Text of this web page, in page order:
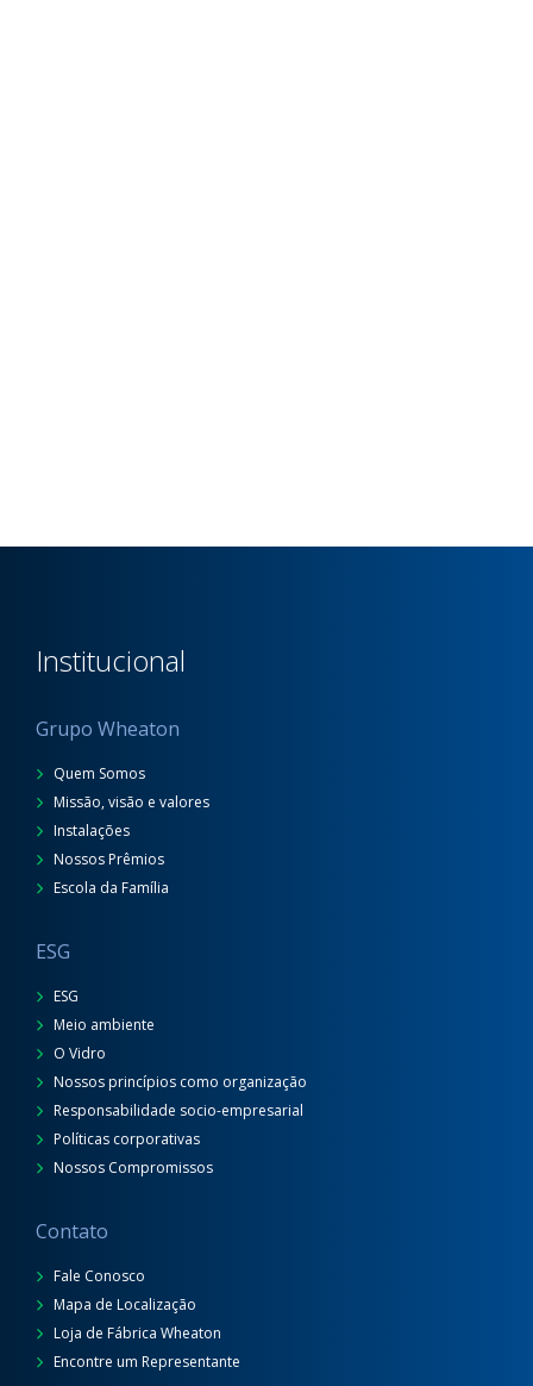
Institucional
Grupo Wheaton
Quem Somos
Missão, visão e valores
Instalações
Nossos Prêmios
Escola da Família
ESG
ESG
Meio ambiente
O Vidro
Nossos princípios como organização
Responsabilidade socio-empresarial
Políticas corporativas
Nossos Compromissos
Contato
Fale Conosco
Mapa de Localização
Loja de Fábrica Wheaton
Encontre um Representante